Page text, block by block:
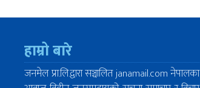
हाम्रो बारे
जनमेल प्रा.लि.द्वारा सञ्चालित janamail.com नेपालका